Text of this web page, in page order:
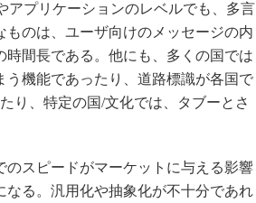
アプリケーションのレベルでも、多言
のは、ユーザ向けのメッセージの内
間長である。他にも、多くの国では
機能であったり、道路標識が各国で
り、特定の国/文化では、タブーとさ
スピードがマーケットに与える影響
る。汎用化や抽象化が不十分であれ